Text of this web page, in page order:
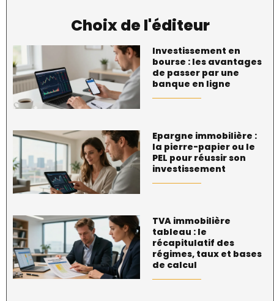
Choix de l'éditeur
Investissement en
bourse : les avantages
de passer par une
banque en ligne
Epargne immobilière :
la pierre-papier ou le
PEL pour réussir son
investissement
TVA immobilière
tableau : le
récapitulatif des
régimes, taux et bases
de calcul